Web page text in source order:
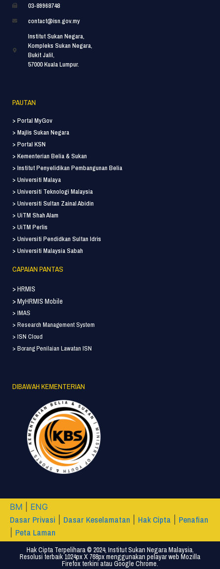
03-89968748
contact@isn.gov.my
Institut Sukan Negara,
Kompleks Sukan Negara,
Bukit Jalil,
57000 Kuala Lumpur.
PAUTAN
> Portal MyGov
> Majlis Sukan Negara
> Portal KSN
> Kementerian Belia & Sukan
> Institut Penyelidikan Pembangunan Belia
> Universiti Malaya
> Universiti Teknologi Malaysia
> Universiti Sultan Zainal Abidin
> UiTM Shah Alam
> UiTM Perlis
> Universiti Pendidkan Sultan Idris
> Universiti Malaysia Sabah
CAPAIAN PANTAS
> HRMIS
> MyHRMIS Mobile
> IMAS
> Research Management System
> ISN Cloud
> Borang Penilaian Lawatan ISN
DIBAWAH KEMENTERIAN
BM ENG
Dasar Privasi Dasar Keselamatan Hak Cipta Penafian
Peta Laman
Hak Cipta Terpelihara © 2024, Institut Sukan Negara Malaysia.
Resolusi terbaik 1024px X 768px menggunakan pelayar web Mozilla
Firefox terkini atau Google Chrome.